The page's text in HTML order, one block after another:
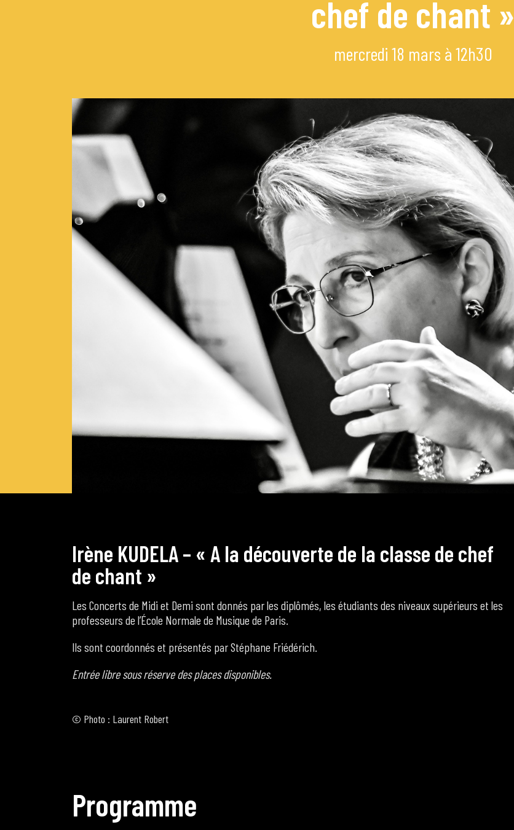
Piano Solo Jazz
La salle
L’événementiel
Les contacts
chef de chant »
mercredi 18 mars à 12h30
Irène KUDELA– « A la découverte de la classe de chef
de chant »
Les Concerts de Midi et Demi sont donnés par les diplômés, les étudiants des niveaux supérieurs et les
professeurs de l’École Normale de Musique de Paris.
Ils sont coordonnés et présentés par Stéphane Friédérich.
Entrée libre sous réserve des places disponibles.
© Photo : Laurent Robert
Programme